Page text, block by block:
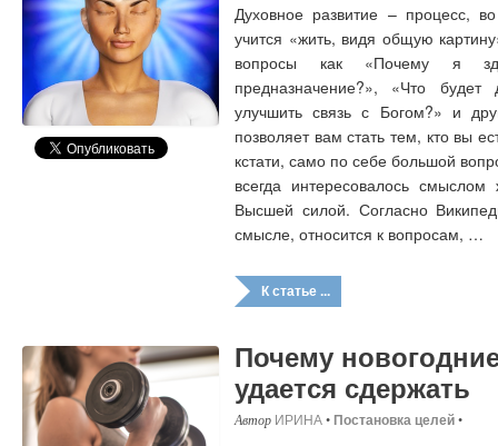
Духовное развитие – процесс,
учится «жить, видя общую
вопросы как «Почему я
предназначение?», «Что
улучшить связь с Богом?» и
позволяет вам стать тем, кто вы
кстати, само по себе большой
всегда интересовалось
Высшей силой. Согласно
смысле, относится к вопросам, …
К статье ...
Почему
удается сдержать
ИРИНА•Постановка целей•